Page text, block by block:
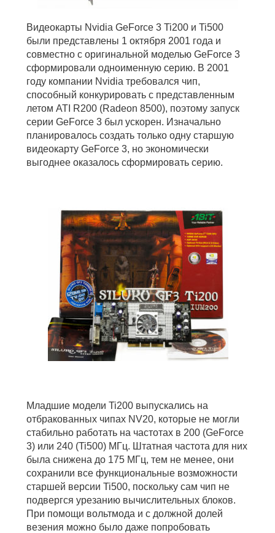
Видеокарты Nvidia GeForce 3 Ti200 и Ti500
были представлены 1 октября 2001 года и
совместно с оригинальной моделью GeForce 3
сформировали одноименную серию. В 2001
году компании Nvidia требовался чип,
способный конкурировать с представленным
летом ATI R200 (Radeon 8500), поэтому запуск
серии GeForce 3 был ускорен. Изначально
планировалось создать только одну старшую
видеокарту GeForce 3, но экономически
выгоднее оказалось сформировать серию.
Младшие модели Ti200 выпускались на
отбракованных чипах NV20, которые не могли
стабильно работать на частотах в 200 (GeForce
3) или 240 (Ti500) МГц. Штатная частота для них
была снижена до 175 МГц, тем не менее, они
сохранили все функциональные возможности
старшей версии Ti500, поскольку сам чип не
подвергся урезанию вычислительных блоков.
При помощи вольтмода и с должной долей
везения можно было даже попробовать